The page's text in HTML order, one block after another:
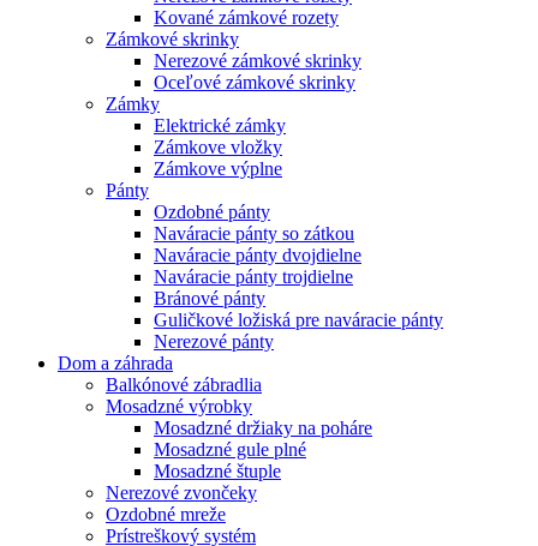
Kované zámkové rozety
Zámkové skrinky
Nerezové zámkové skrinky
Oceľové zámkové skrinky
Zámky
Elektrické zámky
Zámkove vložky
Zámkove výplne
Pánty
Ozdobné pánty
Naváracie pánty so zátkou
Naváracie pánty dvojdielne
Naváracie pánty trojdielne
Bránové pánty
Guličkové ložiská pre naváracie pánty
Nerezové pánty
Dom a záhrada
Balkónové zábradlia
Mosadzné výrobky
Mosadzné držiaky na poháre
Mosadzné gule plné
Mosadzné štuple
Nerezové zvončeky
Ozdobné mreže
Prístreškový systém